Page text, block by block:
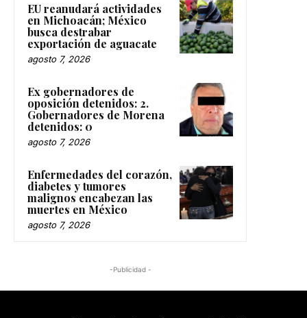
EU reanudará actividades
en Michoacán; México
busca destrabar
exportación de aguacate
agosto 7, 2026
Ex gobernadores de
oposición detenidos: 2.
Gobernadores de Morena
detenidos: 0
agosto 7, 2026
Enfermedades del corazón,
diabetes y tumores
malignos encabezan las
muertes en México
agosto 7, 2026
-Publicidad -